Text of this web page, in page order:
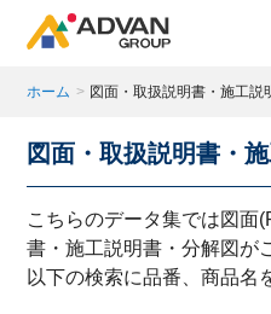
商品ページにある「お気に
商品がここに表示されます
ホーム > 図面・取扱説明書・施工説
図面・取扱説明書・
こちらのデータ集では図面
書・施工説明書・分解図が
以下の検索に品番、商品名